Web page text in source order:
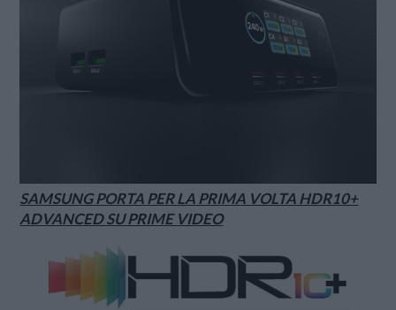
SAMSUNG PORTA PER LA PRIMA VOLTA HDR10+
ADVANCED SU PRIME VIDEO